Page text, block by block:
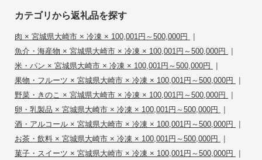
カテゴリから返礼品を探す
肉 × 宮城県大崎市 × 冷凍 × 100,001円～500,000円 |
魚介・海産物 × 宮城県大崎市 × 冷凍 × 100,001円～500,000円 |
米・パン × 宮城県大崎市 × 冷凍 × 100,001円～500,000円 |
果物・フルーツ × 宮城県大崎市 × 冷凍 × 100,001円～500,000円 |
野菜・きのこ × 宮城県大崎市 × 冷凍 × 100,001円～500,000円 |
卵・乳製品 × 宮城県大崎市 × 冷凍 × 100,001円～500,000円 |
酒・アルコール × 宮城県大崎市 × 冷凍 × 100,001円～500,000円 |
お茶・飲料 × 宮城県大崎市 × 冷凍 × 100,001円～500,000円 |
菓子・スイーツ × 宮城県大崎市 × 冷凍 × 100,001円～500,000円 |